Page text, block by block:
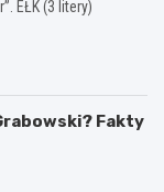
EŁK (3 litery)
Fakty